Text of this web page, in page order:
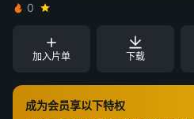
0
加入片单 下载
成为会员享以下特权